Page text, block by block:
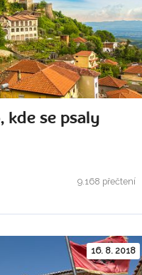
kde se psaly
9.168 přečtení
16. 8. 2018